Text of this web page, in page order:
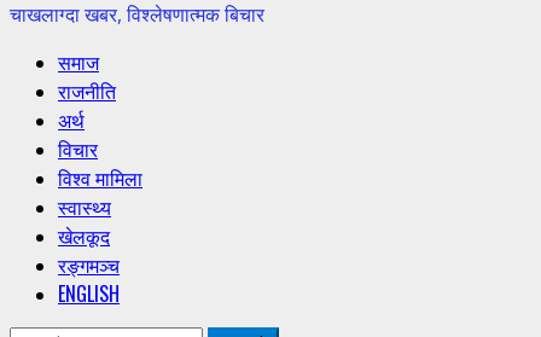
चाखलाग्दा खबर, विश्लेषणात्मक बिचार
Primary
Menu
समाज
राजनीति
अर्थ
विचार
विश्व मामिला
स्वास्थ्य
खेलकूद
रङ्गमञ्च
ENGLISH